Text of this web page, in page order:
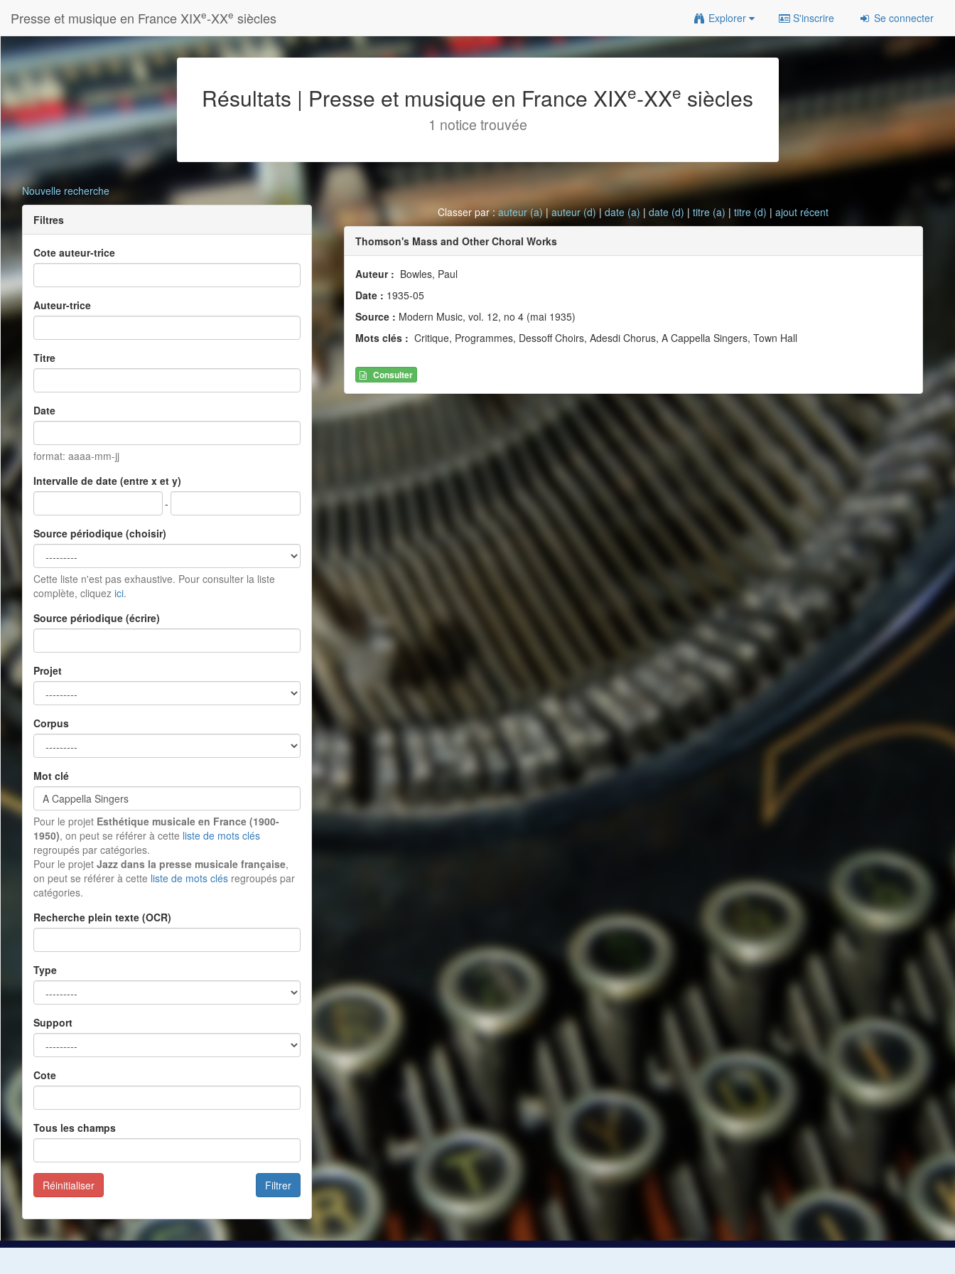
Presse et musique en France XIXe-XXe siècles Explorer S'inscrire Se connecter
Résultats | Presse et musique en France XIXe-XXe siècles
1 notice trouvée
Nouvelle recherche
Filtres
Cote auteur-trice
Auteur-trice
Titre
Date
format: aaaa-mm-jj
Intervalle de date (entre x et y)
-
Source périodique (choisir)
Cette liste n'est pas exhaustive. Pour consulter la liste
complète, cliquez ici.
Source périodique (écrire)
Projet
Corpus
Mot clé
Pour le projet Esthétique musicale en France (1900-
1950), on peut se référer à cette liste de mots clés
regroupés par catégories.
Pour le projet Jazz dans la presse musicale française,
on peut se référer à cette liste de mots clés regroupés par
catégories.
Recherche plein texte (OCR)
Type
Support
Cote
Tous les champs
Filtrer
Réinitialiser
Classer par :auteur (a)|auteur (d)|date (a) |date (d) |titre (a) |titre (d) |ajout récent
Thomson's Mass and Other Choral Works
Auteur : Bowles, Paul
Date : 1935-05
Source : Modern Music, vol. 12, no 4 (mai 1935)
Mots clés : Critique, Programmes, Dessoff Choirs, Adesdi Chorus, A Cappella Singers, Town Hall
Consulter